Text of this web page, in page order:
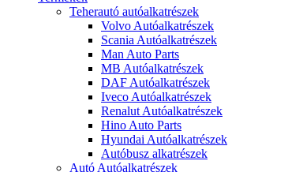
Teherautó autóalkatrészek
Volvo Autóalkatrészek
Scania Autóalkatrészek
Man Auto Parts
MB Autóalkatrészek
DAF Autóalkatrészek
Iveco Autóalkatrészek
Renalut Autóalkatrészek
Hino Auto Parts
Hyundai Autóalkatrészek
Autóbusz alkatrészek
Autó Autóalkatrészek